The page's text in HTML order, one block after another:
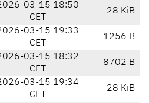
03-15 18:50
CET
28 KiB
03-15 19:33
CET
1256 B
03-15 18:32
CET
8702 B
03-15 19:34
CET
28 KiB